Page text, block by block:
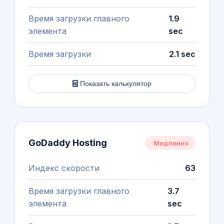
Время загрузки главного
элемента
1.9
sec
Время загрузки 2.1 sec
Показать калькулятор
GoDaddy Hosting Медленно
Индекс скорости 63
Время загрузки главного
элемента
3.7
sec